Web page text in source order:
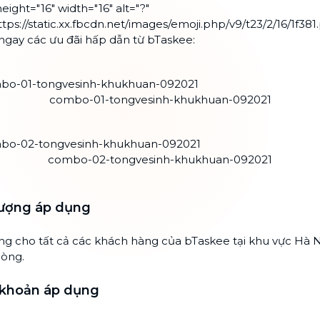
width="16" alt="?"
static.xx.fbcdn.net/images/emoji.php/v9/t23/2/16/
các ưu đãi hấp dẫn từ bTaskee:
combo-01-tongvesinh-khukhuan-092021
combo-02-tongvesinh-khukhuan-092021
áp dụng
cho tất cả các khách hàng của bTaskee tại khu vực Hà
áp dụng